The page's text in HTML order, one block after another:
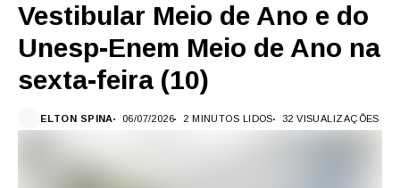
Vestibular Meio de Ano e do
Unesp-Enem Meio de Ano na
sexta-feira (10)
ELTON SPINA 06/07/2026 2 MINUTOS LIDOS 32 VISUALIZAÇÕES